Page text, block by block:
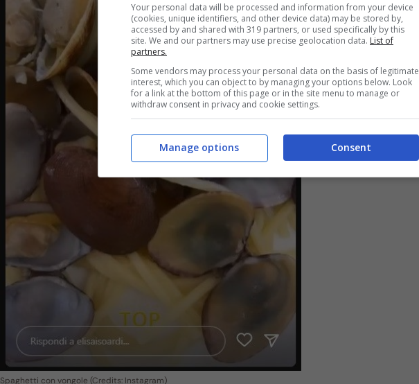
Spaghetti con vongole (Credits: Instagram)
Your personal data will be processed and information from your device
(cookies, unique identifiers, and other device data) may be stored by,
accessed by and shared with 319 partners, or used specifically by this
site. We and our partners may use precise geolocation data. List of
partners.
Some vendors may process your personal data on the basis of legitimate
interest, which you can object to by managing your options below. Look
for a link at the bottom of this page or in the site menu to manage or
withdraw consent in privacy and cookie settings.
Consent
Manage options